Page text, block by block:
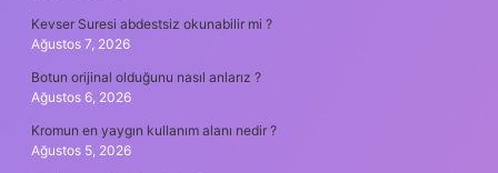
Kevser Suresi abdestsiz okunabilir mi ?
Ağustos 7, 2026
Botun orijinal olduğunu nasıl anlarız ?
Ağustos 6, 2026
Kromun en yaygın kullanım alanı nedir ?
Ağustos 5, 2026